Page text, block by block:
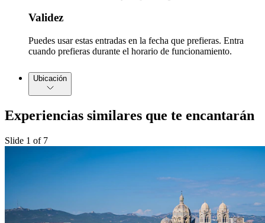
Validez
Puedes usar estas entradas en la fecha que prefieras. Entra
cuando prefieras durante el horario de funcionamiento.
Ubicación
Experiencias similares que te encantarán
Slide 1 of 7